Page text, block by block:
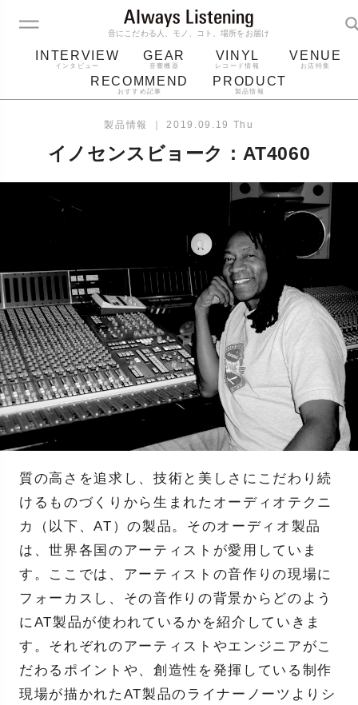
音にこだわる人、モノ、コト、場所をお届け
INTERVIEW
インタビュー
GEAR
音響機器
VINYL
レコード情報
VENUE
お店特集
RECOMMEND
おすすめ記事
PRODUCT
製品情報
bluetooth
製品情報 ｜ 2019.09.19 Thu
イノセンスビョーク：AT4060
質の高さを追求し、技術と美しさにこだわり続
けるものづくりから生まれたオーディオテクニ
カ（以下、AT）の製品。そのオーディオ製品
は、世界各国のアーティストが愛用していま
す。ここでは、アーティストの音作りの現場に
フォーカスし、その音作りの背景からどのよう
にAT製品が使われているかを紹介していきま
す。それぞれのアーティストやエンジニアがこ
だわるポイントや、創造性を発揮している制作
現場が描かれたAT製品のライナーノーツよりシ